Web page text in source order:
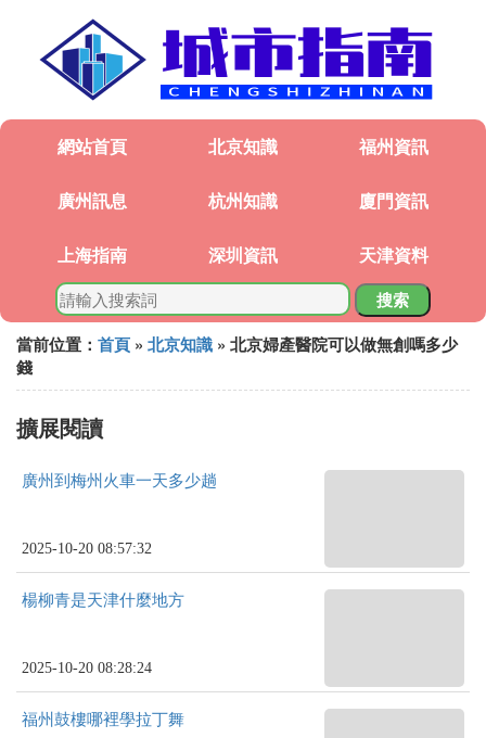
網站首頁 北京知識 福州資訊
廣州訊息 杭州知識 廈門資訊
上海指南 深圳資訊 天津資料
搜索
當前位置： 首頁 » 北京知識 » 北京婦產醫院可以做無創嗎多少
錢
擴展閱讀
廣州到梅州火車一天多少趟
2025-10-20 08:57:32
楊柳青是天津什麼地方
2025-10-20 08:28:24
福州鼓樓哪裡學拉丁舞